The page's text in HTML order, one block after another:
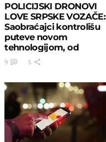
POLICIJSKI DRONOVI
LOVE SRPSKE VOZAČE:
Saobraćajci kontrolišu
puteve novom
tehnologijom, od
ovoga nema bega
9 5